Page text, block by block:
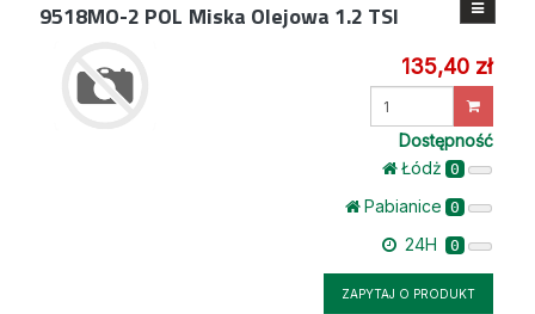
9518MO-2 POL Miska Olejowa 1.2 TSI
135,40 zł
Dostępność
Łódż 0
Pabianice 0
24H 0
ZAPYTAJ O PRODUKT